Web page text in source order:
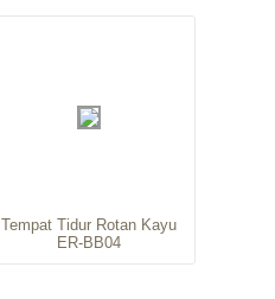
Tempat Tidur Rotan Kayu
ER-BB04